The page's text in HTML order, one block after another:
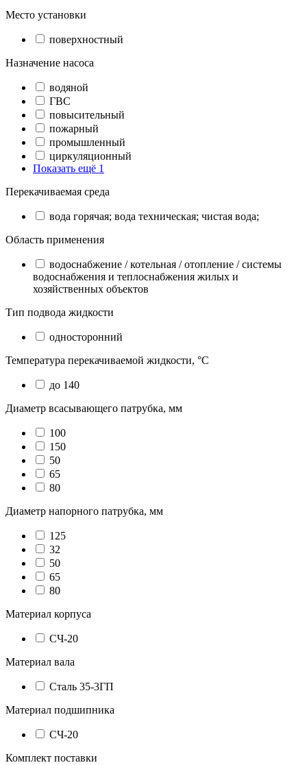
Место установки
поверхностный
Назначение насоса
водяной
ГВС
повысительный
пожарный
промышленный
циркуляционный
Показать ещё 1
Перекачиваемая среда
вода горячая; вода техническая; чистая вода;
Область применения
водоснабжение / котельная / отопление / системы
водоснабжения и теплоснабжения жилых и
хозяйственных объектов
Тип подвода жидкости
односторонний
Температура перекачиваемой жидкости, °C
до 140
Диаметр всасывающего патрубка, мм
100
150
50
65
80
Диаметр напорного патрубка, мм
125
32
50
65
80
Материал корпуса
СЧ-20
Материал вала
Сталь 35-3ГП
Материал подшипника
СЧ-20
Комплект поставки